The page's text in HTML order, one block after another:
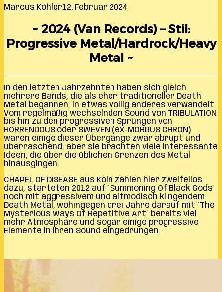
Marcus Köhler12. Februar 2024
~ 2024 (Van Records) – Stil:
Progressive Metal/Hardrock/Heavy
Metal ~
In den letzten Jahrzehnten haben sich gleich
mehrere Bands, die als eher traditioneller Death
Metal begannen, in etwas völlig anderes verwandelt.
Vom regelmäßig wechselnden Sound von TRIBULATION
bis hin zu den progressiven Sprüngen von
HORRENDOUS oder SWEVEN (ex-MORBUS CHRON)
waren einige dieser Übergänge zwar abrupt und
überraschend, aber sie brachten viele interessante
Ideen, die über die üblichen Grenzen des Metal
hinausgingen.
CHAPEL OF DISEASE aus Köln zählen hier zweifellos
dazu, starteten 2012 auf ´Summoning Of Black Gods´
noch mit aggressivem und altmodisch klingendem
Death Metal, wohingegen drei Jahre darauf mit ´The
Mysterious Ways Of Repetitive Art´ bereits viel
mehr Atmosphäre und sogar einige progressive
Elemente in ihren Sound eingedrungen.